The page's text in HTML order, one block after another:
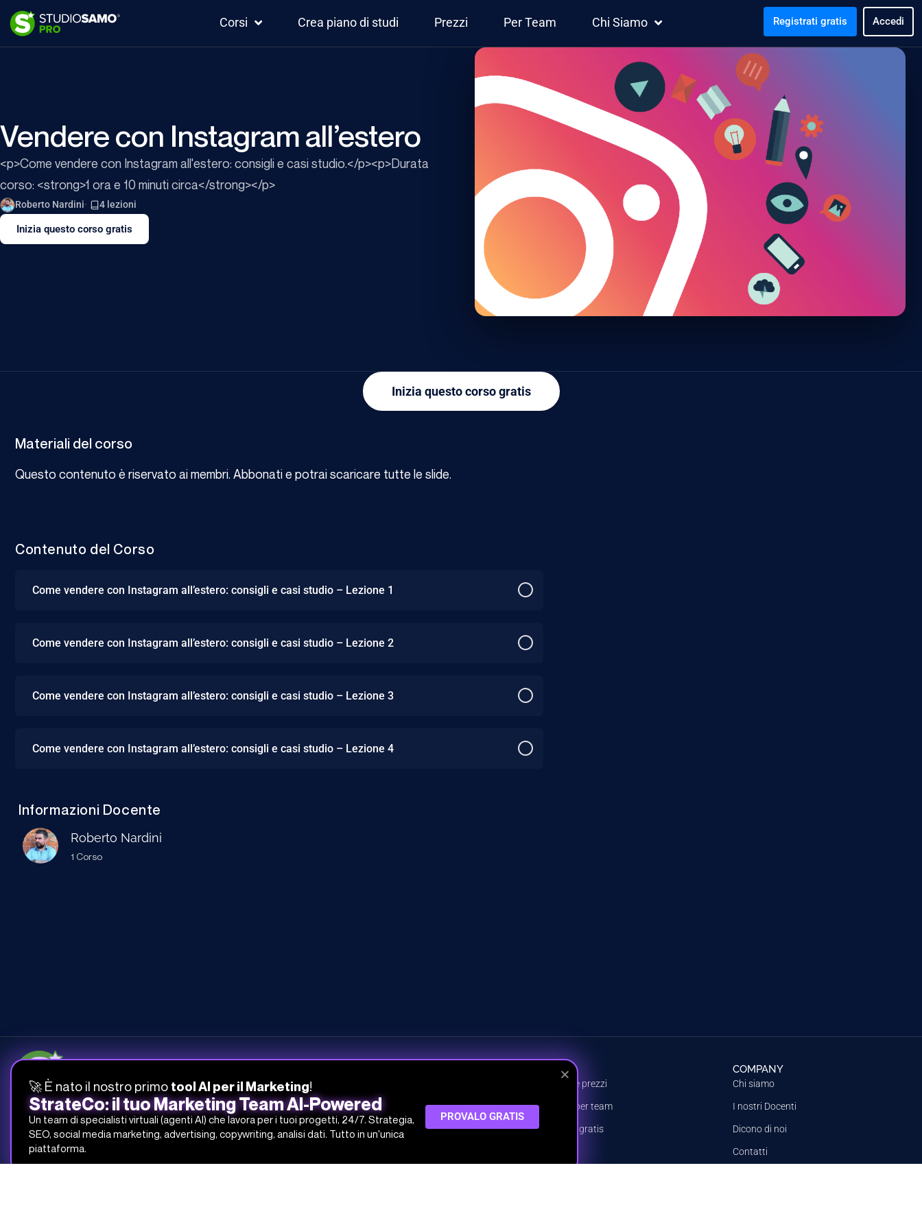
Corsi Crea piano di studi Prezzi Per Team Chi Siamo Registrati gratis Accedi
Vendere con Instagram all’estero
<p>Come vendere con Instagram all'estero: consigli e casi studio.</p><p>Durata
corso: <strong>1 ora e 10 minuti circa</strong></p>
Roberto Nardini 4 lezioni
Inizia questo corso gratis
Inizia questo corso gratis
Materiali del corso
Questo contenuto è riservato ai membri. Abbonati e potrai scaricare tutte le slide.
Contenuto del Corso
Come vendere con Instagram all’estero: consigli e casi studio – Lezione 1
Come vendere con Instagram all’estero: consigli e casi studio – Lezione 2
Come vendere con Instagram all’estero: consigli e casi studio – Lezione 3
Come vendere con Instagram all’estero: consigli e casi studio – Lezione 4
Informazioni Docente
Roberto Nardini
1 Corso
051-268-212
info@studiosamo.it
Via del Fonditore 12, 40138 Bologna
Percorsi
Argomenti
INFO
Piani e prezzi
Piani per team
Prova gratis
COMPANY
Chi siamo
I nostri Docenti
Dicono di noi
Contatti
🚀 È nato il nostro primo tool AI per il Marketing!
StrateCo: il tuo Marketing Team AI-Powered
Un team di specialisti virtuali (agenti AI) che lavora per i tuoi progetti, 24/7. Strategia,
SEO, social media marketing, advertising, copywriting, analisi dati. Tutto in un'unica
piattaforma.
PROVALO GRATIS